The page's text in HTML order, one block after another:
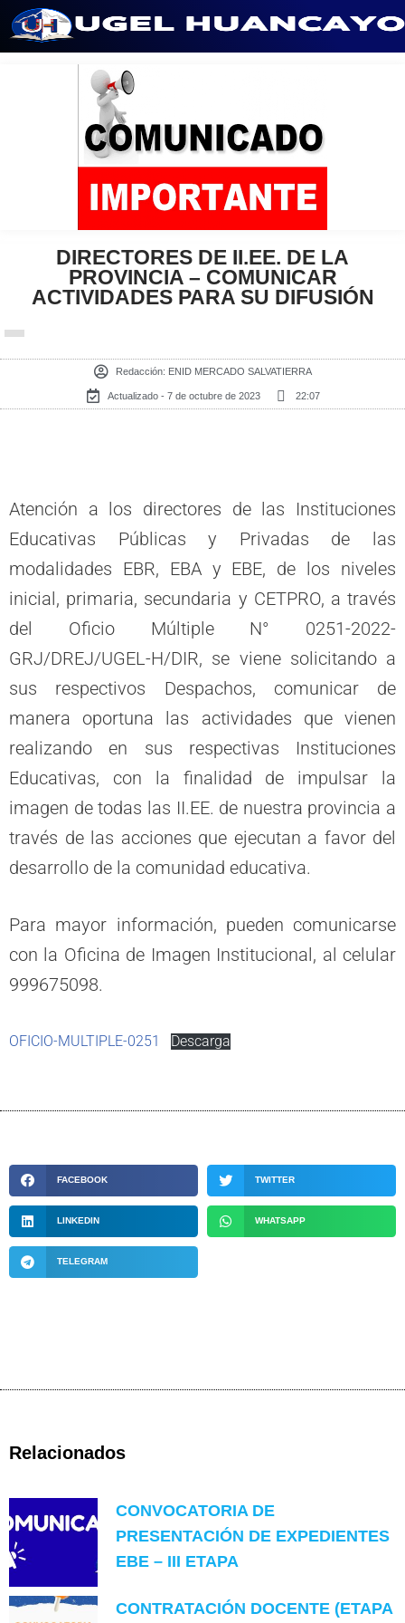
DIRECTORES DE II.EE. DE LA
PROVINCIA – COMUNICAR
ACTIVIDADES PARA SU DIFUSIÓN
Redacción: ENID MERCADO SALVATIERRA
Actualizado - 7 de octubre de 2023 22:07
Atención a los directores de las Instituciones
Educativas Públicas y Privadas de las
modalidades EBR, EBA y EBE, de los niveles
inicial, primaria, secundaria y CETPRO, a través
del Oficio Múltiple N° 0251-2022-
GRJ/DREJ/UGEL-H/DIR, se viene solicitando a
sus respectivos Despachos, comunicar de
manera oportuna las actividades que vienen
realizando en sus respectivas Instituciones
Educativas, con la finalidad de impulsar la
imagen de todas las II.EE. de nuestra provincia a
través de las acciones que ejecutan a favor del
desarrollo de la comunidad educativa.
Para mayor información, pueden comunicarse
con la Oficina de Imagen Institucional, al celular
999675098.
OFICIO-MULTIPLE-0251 Descarga
FACEBOOK TWITTER
LINKEDIN WHATSAPP
TELEGRAM
Relacionados
CONVOCATORIA DE
PRESENTACIÓN DE EXPEDIENTES
EBE – III ETAPA
CONTRATACIÓN DOCENTE (ETAPA